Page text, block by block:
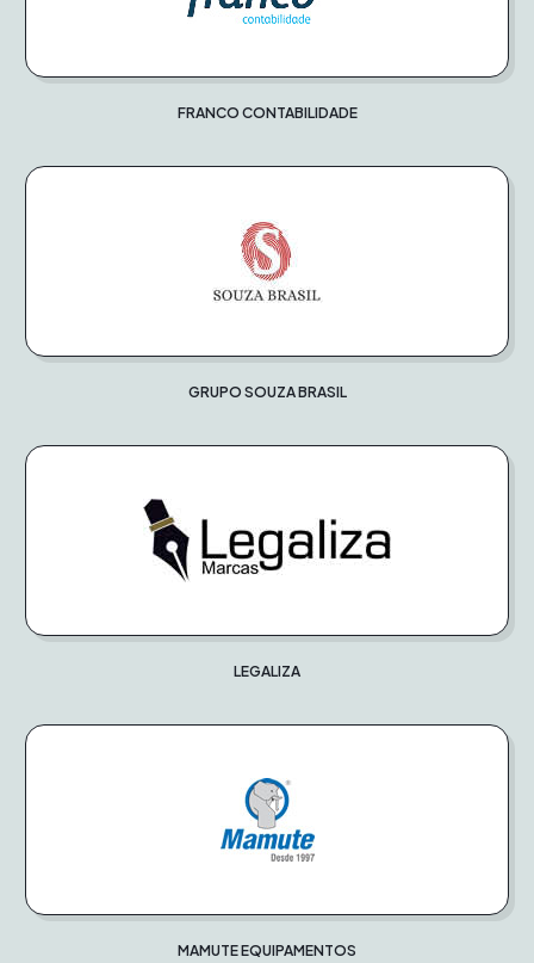
FRANCO CONTABILIDADE
GRUPO SOUZA BRASIL
LEGALIZA
MAMUTE EQUIPAMENTOS